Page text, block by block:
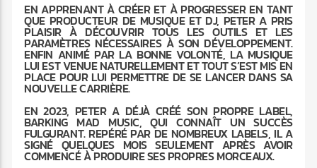
EN APPRENANT À CRÉER ET À PROGRESSER EN TANT
QUE PRODUCTEUR DE MUSIQUE ET DJ, PETER A PRIS
PLAISIR À DÉCOUVRIR TOUS LES OUTILS ET LES
PARAMÈTRES NÉCESSAIRES À SON DÉVELOPPEMENT.
ENFIN ANIMÉ PAR LA BONNE VOLONTÉ, LA MUSIQUE
LUI EST VENUE NATURELLEMENT ET TOUT S’EST MIS EN
PLACE POUR LUI PERMETTRE DE SE LANCER DANS SA
NOUVELLE CARRIÈRE.
EN 2023, PETER A DÉJÀ CRÉÉ SON PROPRE LABEL,
BARKING MAD MUSIC, QUI CONNAÎT UN SUCCÈS
FULGURANT. REPÉRÉ PAR DE NOMBREUX LABELS, IL A
SIGNÉ QUELQUES MOIS SEULEMENT APRÈS AVOIR
COMMENCÉ À PRODUIRE SES PROPRES MORCEAUX.